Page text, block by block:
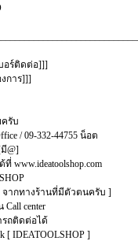
อร์ติดต่อ]]]
การ]]]
ครับ
/ 09-332-44755 น็อต
@]
www.ideatoolshop.com
จากทางร้านที่มีตัวตนครับ ]
center
รถติดต่อได้
[ IDEATOOLSHOP ]